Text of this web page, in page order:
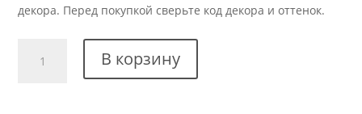
декора. Перед покупкой сверьте код декора и оттенок.
товара
В корзину